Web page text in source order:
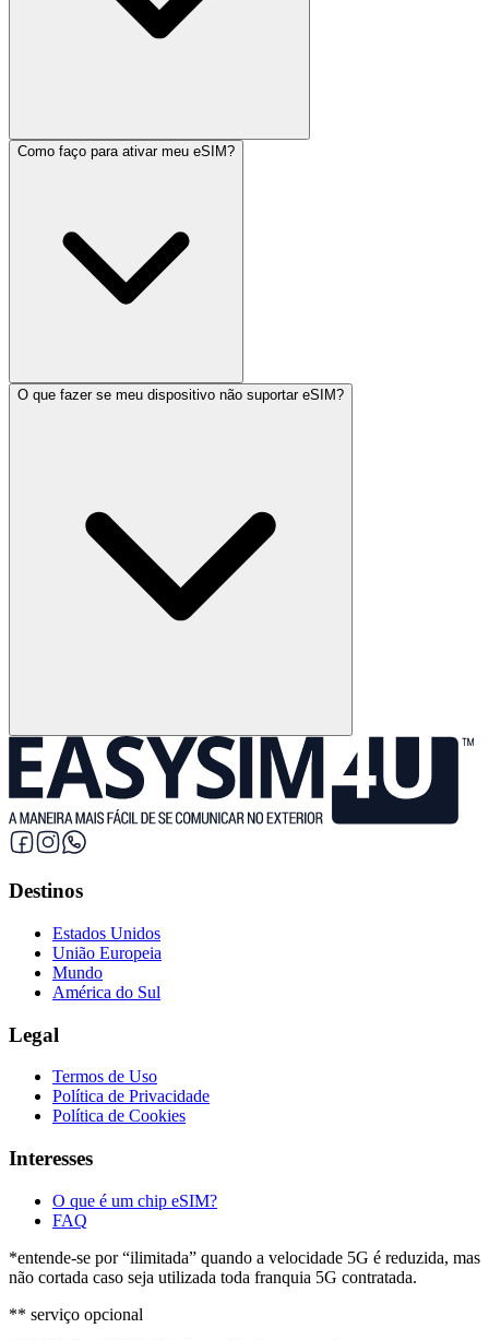
Como faço para ativar meu eSIM?
O que fazer se meu dispositivo não suportar eSIM?
Destinos
Estados Unidos
União Europeia
Mundo
América do Sul
Legal
Termos de Uso
Política de Privacidade
Política de Cookies
Interesses
O que é um chip eSIM?
FAQ
*entende-se por “ilimitada” quando a velocidade 5G é reduzida, mas
não cortada caso seja utilizada toda franquia 5G contratada.
** serviço opcional